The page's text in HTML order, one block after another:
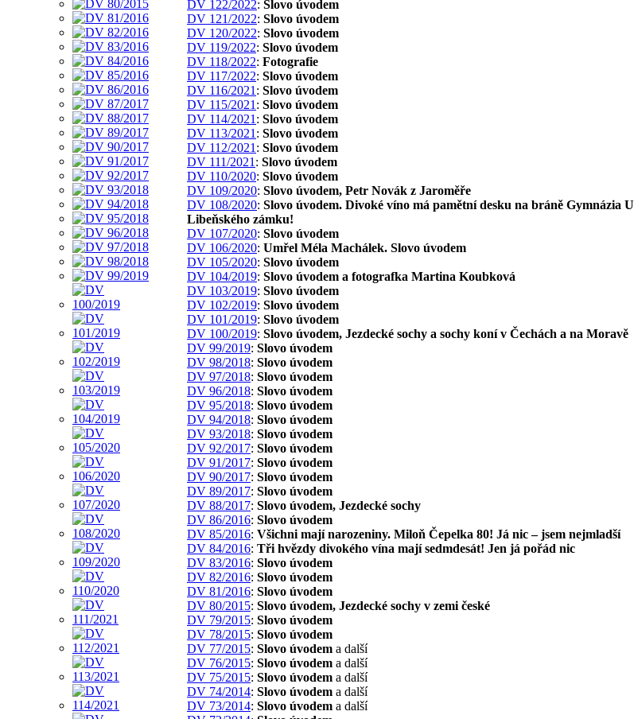
DV 122/2022: Slovo úvodem
DV 121/2022: Slovo úvodem
DV 120/2022: Slovo úvodem
DV 119/2022: Slovo úvodem
DV 118/2022: Fotografie
DV 117/2022: Slovo úvodem
DV 116/2021 : Slovo úvodem
DV 115/2021 : Slovo úvodem
DV 114/2021 : Slovo úvodem
DV 113/2021 : Slovo úvodem
DV 112/2021 : Slovo úvodem
DV 111/2021 : Slovo úvodem
DV 110/2020: Slovo úvodem
DV 109/2020: Slovo úvodem, Petr Novák z Jaroměře
DV 108/2020: Slovo úvodem. Divoké víno má pamětní desku na bráně Gymnázia U
Libeňského zámku!
DV 107/2020: Slovo úvodem
DV 106/2020: Umřel Méla Machálek. Slovo úvodem
DV 105/2020: Slovo úvodem
DV 104/2019: Slovo úvodem a fotografka Martina Koubková
DV 103/2019: Slovo úvodem
DV 102/2019: Slovo úvodem
DV 101/2019: Slovo úvodem
DV 100/2019: Slovo úvodem, Jezdecké sochy a sochy koní v Čechách a na Moravě
DV 99/2019: Slovo úvodem
DV 98/2018: Slovo úvodem
DV 97/2018: Slovo úvodem
DV 96/2018: Slovo úvodem
DV 95/2018: Slovo úvodem
DV 94/2018: Slovo úvodem
DV 93/2018: Slovo úvodem
DV 92/2017: Slovo úvodem
DV 91/2017: Slovo úvodem
DV 90/2017: Slovo úvodem
DV 89/2017: Slovo úvodem
DV 88/2017: Slovo úvodem, Jezdecké sochy
DV 86/2016: Slovo úvodem
DV 85/2016: Všichni mají narozeniny. Miloň Čepelka 80! Já nic – jsem nejmladší
DV 84/2016: Tři hvězdy divokého vína mají sedmdesát! Jen já pořád nic
DV 83/2016: Slovo úvodem
DV 82/2016: Slovo úvodem
DV 81/2016: Slovo úvodem
DV 80/2015: Slovo úvodem, Jezdecké sochy v zemi české
DV 79/2015: Slovo úvodem
DV 78/2015: Slovo úvodem
DV 77/2015: Slovo úvodem a další
DV 76/2015: Slovo úvodem a další
DV 75/2015: Slovo úvodem a další
DV 74/2014: Slovo úvodem a další
DV 73/2014: Slovo úvodem a další